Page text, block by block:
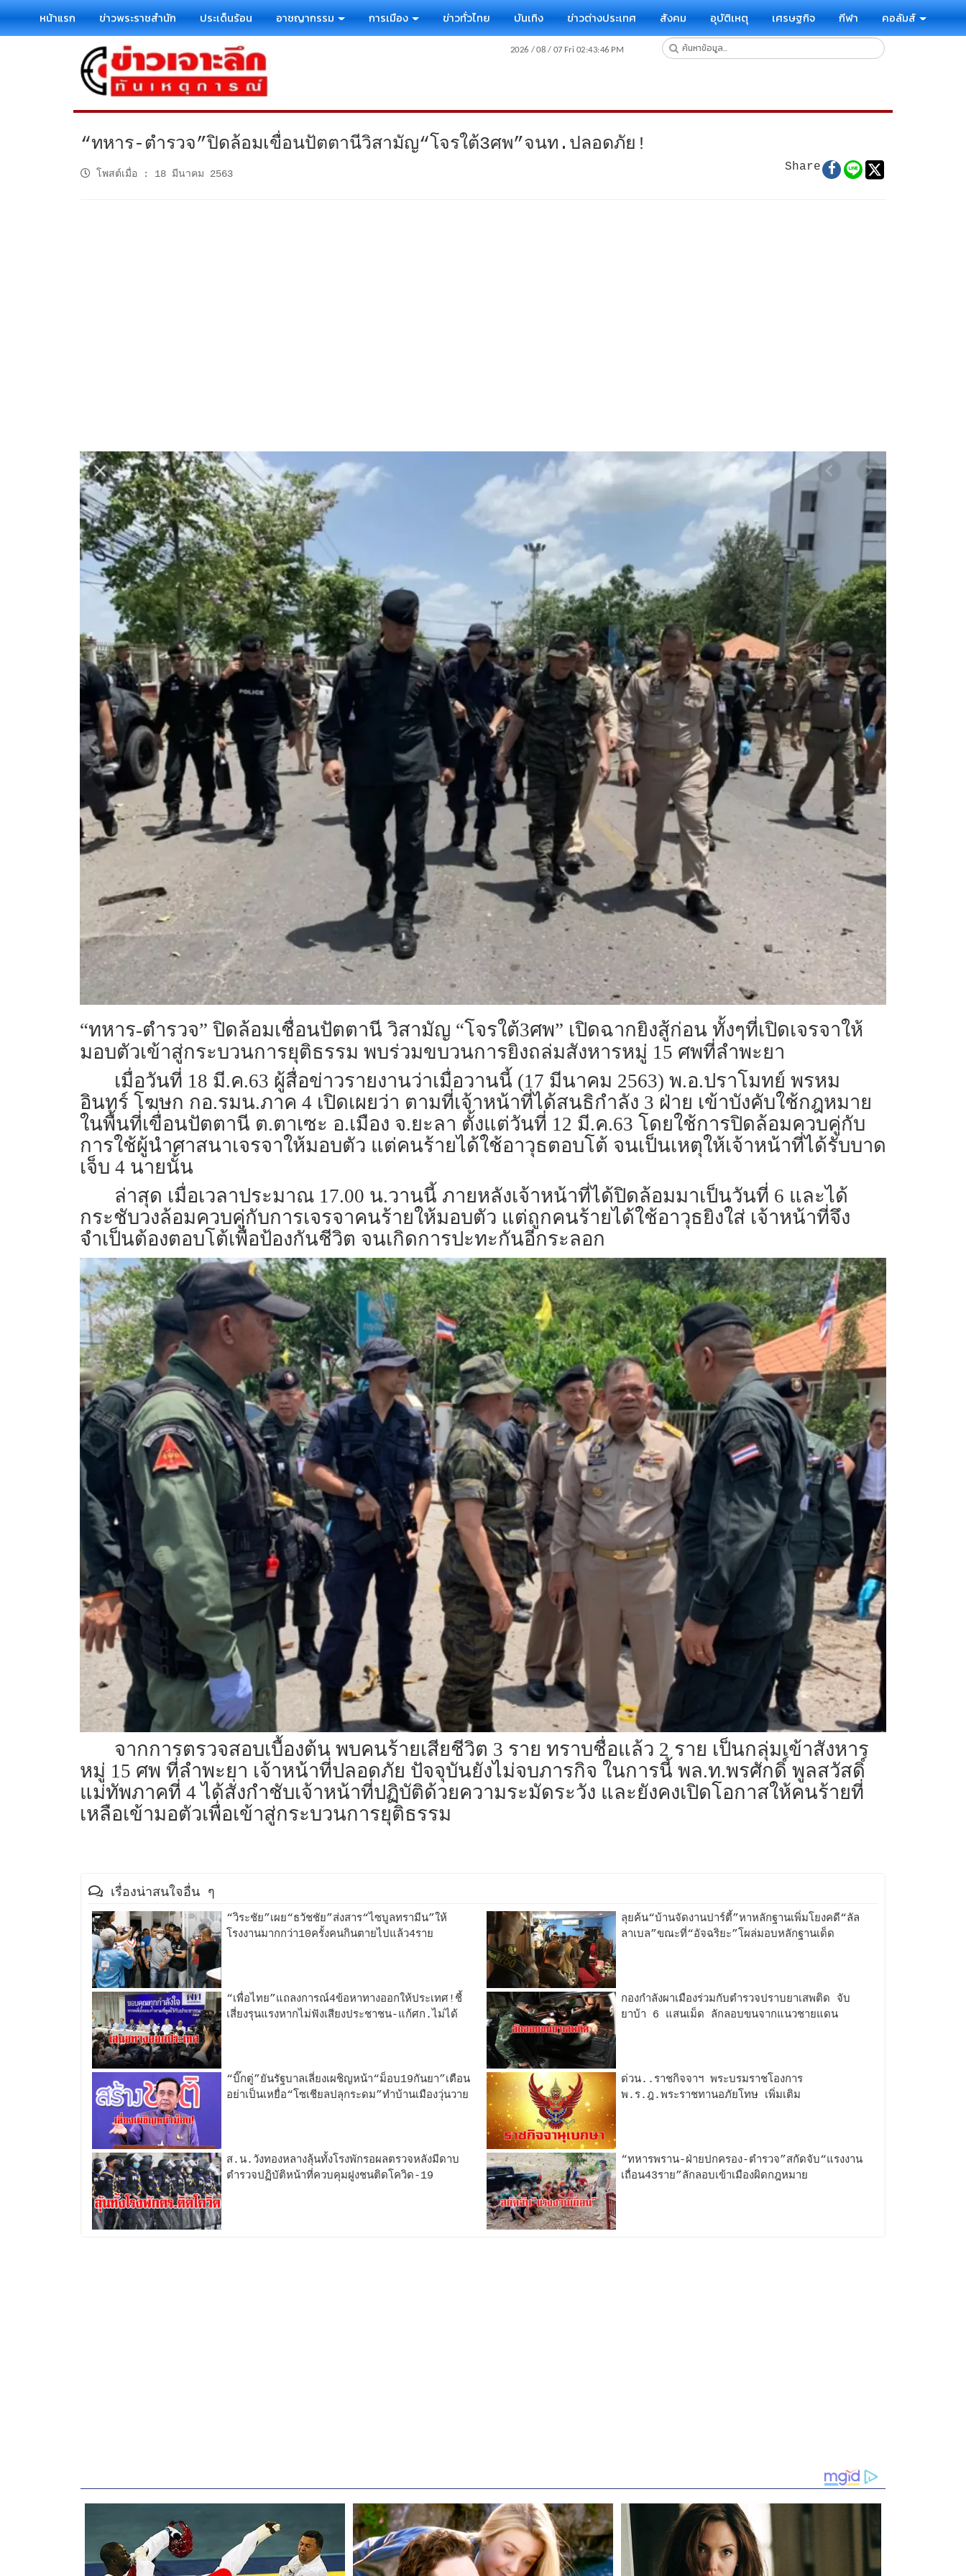
หน้าแรก ข่าวพระราชสำนัก ประเด็นร้อน อาชญากรรม การเมือง ข่าวทั่วไทย บันเทิง ข่าวต่างประเทศ สังคม อุบัติเหตุ เศรษฐกิจ กีฬา คอลัมส์
“ทหาร-ตำรวจ”ปิดล้อมเขื่อนปัตตานีวิสามัญ“โจรใต้3ศพ”จนท.ปลอดภัย!
โพสต์เมื่อ : 18 มีนาคม 2563
Share
“ทหาร-ตำรวจ” ปิดล้อมเชื่อนปัตตานี วิสามัญ “โจรใต้3ศพ” เปิดฉากยิงสู้ก่อน ทั้งๆที่เปิดเจรจาให้
มอบตัวเข้าสู่กระบวนการยุติธรรม พบร่วมขบวนการยิงถล่มสังหารหมู่ 15 ศพที่ลำพะยา
เมื่อวันที่ 18 มี.ค.63 ผู้สื่อข่าวรายงานว่าเมื่อวานนี้ (17 มีนาคม 2563) พ.อ.ปราโมทย์ พรหม
อินทร์ โฆษก กอ.รมน.ภาค 4 เปิดเผยว่า ตามที่เจ้าหน้าที่ได้สนธิกำลัง 3 ฝ่าย เข้าบังคับใช้กฎหมาย
ในพื้นที่เขื่อนปัตตานี ต.ตาเซะ อ.เมือง จ.ยะลา ตั้งแต่วันที่ 12 มี.ค.63 โดยใช้การปิดล้อมควบคู่กับ
การใช้ผู้นำศาสนาเจรจาให้มอบตัว แต่คนร้ายได้ใช้อาวุธตอบโต้ จนเป็นเหตุให้เจ้าหน้าที่ได้รับบาด
เจ็บ 4 นายนั้น
ล่าสุด เมื่อเวลาประมาณ 17.00 น.วานนี้ ภายหลังเจ้าหน้าที่ได้ปิดล้อมมาเป็นวันที่ 6 และได้
กระชับวงล้อมควบคู่กับการเจรจาคนร้ายให้มอบตัว แต่ถูกคนร้ายได้ใช้อาวุธยิงใส่ เจ้าหน้าที่จึง
จำเป็นต้องตอบโต้เพื่อป้องกันชีวิต จนเกิดการปะทะกันอีกระลอก
จากการตรวจสอบเบื้องต้น พบคนร้ายเสียชีวิต 3 ราย ทราบชื่อแล้ว 2 ราย เป็นกลุ่มเข้าสังหาร
หมู่ 15 ศพ ที่ลำพะยา เจ้าหน้าที่ปลอดภัย ปัจจุบันยังไม่จบภารกิจ ในการนี้ พล.ท.พรศักดิ์ พูลสวัสดิ์
แม่ทัพภาคที่ 4 ได้สั่งกำชับเจ้าหน้าที่ปฏิบัติด้วยความระมัดระวัง และยังคงเปิดโอกาสให้คนร้ายที่
เหลือเข้ามอตัวเพื่อเข้าสู่กระบวนการยุติธรรม
เรื่องน่าสนใจอื่น ๆ
“วิระชัย”เผย“ธวัชชัย”ส่งสาร“ไซบูลทรามีน”ให้
โรงงานมากกว่า10ครั้งคนกินตายไปแล้ว4ราย
ลุยค้น“บ้านจัดงานปาร์ตี้”หาหลักฐานเพิ่มโยงคดี“ลัล
ลาเบล”ขณะที่“อัจฉริยะ”โผล่มอบหลักฐานเด็ด
“เพื่อไทย”แถลงการณ์4ข้อหาทางออกให้ประเทศ!ชี้
เสี่ยงรุนแรงหากไม่ฟังเสียงประชาชน-แก้ศก.ไม่ได้
กองกำลังผาเมืองร่วมกับตำรวจปราบยาเสพติด จับ
ยาบ้า 6 แสนเม็ด ลักลอบขนจากแนวชายแดน
“บิ๊กตู่”ยันรัฐบาลเลี่ยงเผชิญหน้า“ม็อบ19กันยา”เตือน
อย่าเป็นเหยื่อ“โซเชียลปลุกระดม”ทำบ้านเมืองวุ่นวาย
ด่วน..ราชกิจจาฯ พระบรมราชโองการ
พ.ร.ฎ.พระราชทานอภัยโทษ เพิ่มเติม
ส.น.วังทองหลางลุ้นทั้งโรงพักรอผลตรวจหลังมีดาบ
ตำรวจปฏิบัติหน้าที่ควบคุมฝูงชนติดโควิด-19
“ทหารพราน-ฝ่ายปกครอง-ตำรวจ”สกัดจับ“แรงงาน
เถื่อน43ราย”ลักลอบเข้าเมืองผิดกฎหมาย